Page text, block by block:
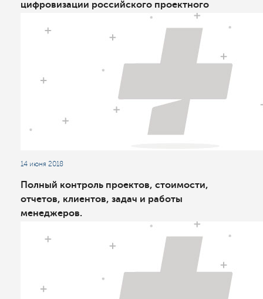
цифровизации российского проектного
14 июня 2018
Полный контроль проектов, стоимости,
отчетов, клиентов, задач и работы
менеджеров.